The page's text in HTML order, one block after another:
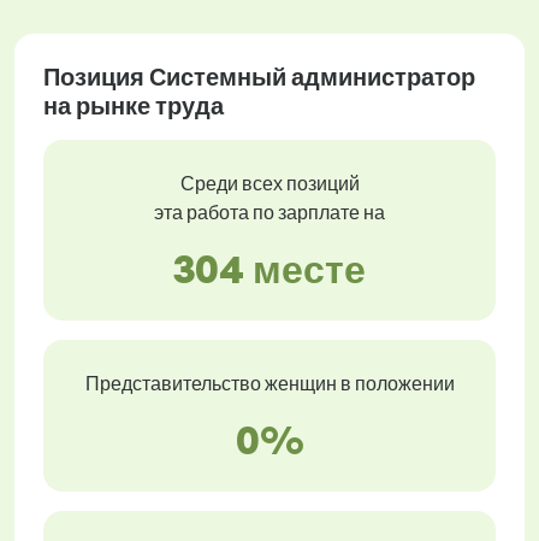
Позиция Системный администратор
на рынке труда
Среди всех позиций
эта работа по зарплате на
304 месте
Представительство женщин в положении
0%